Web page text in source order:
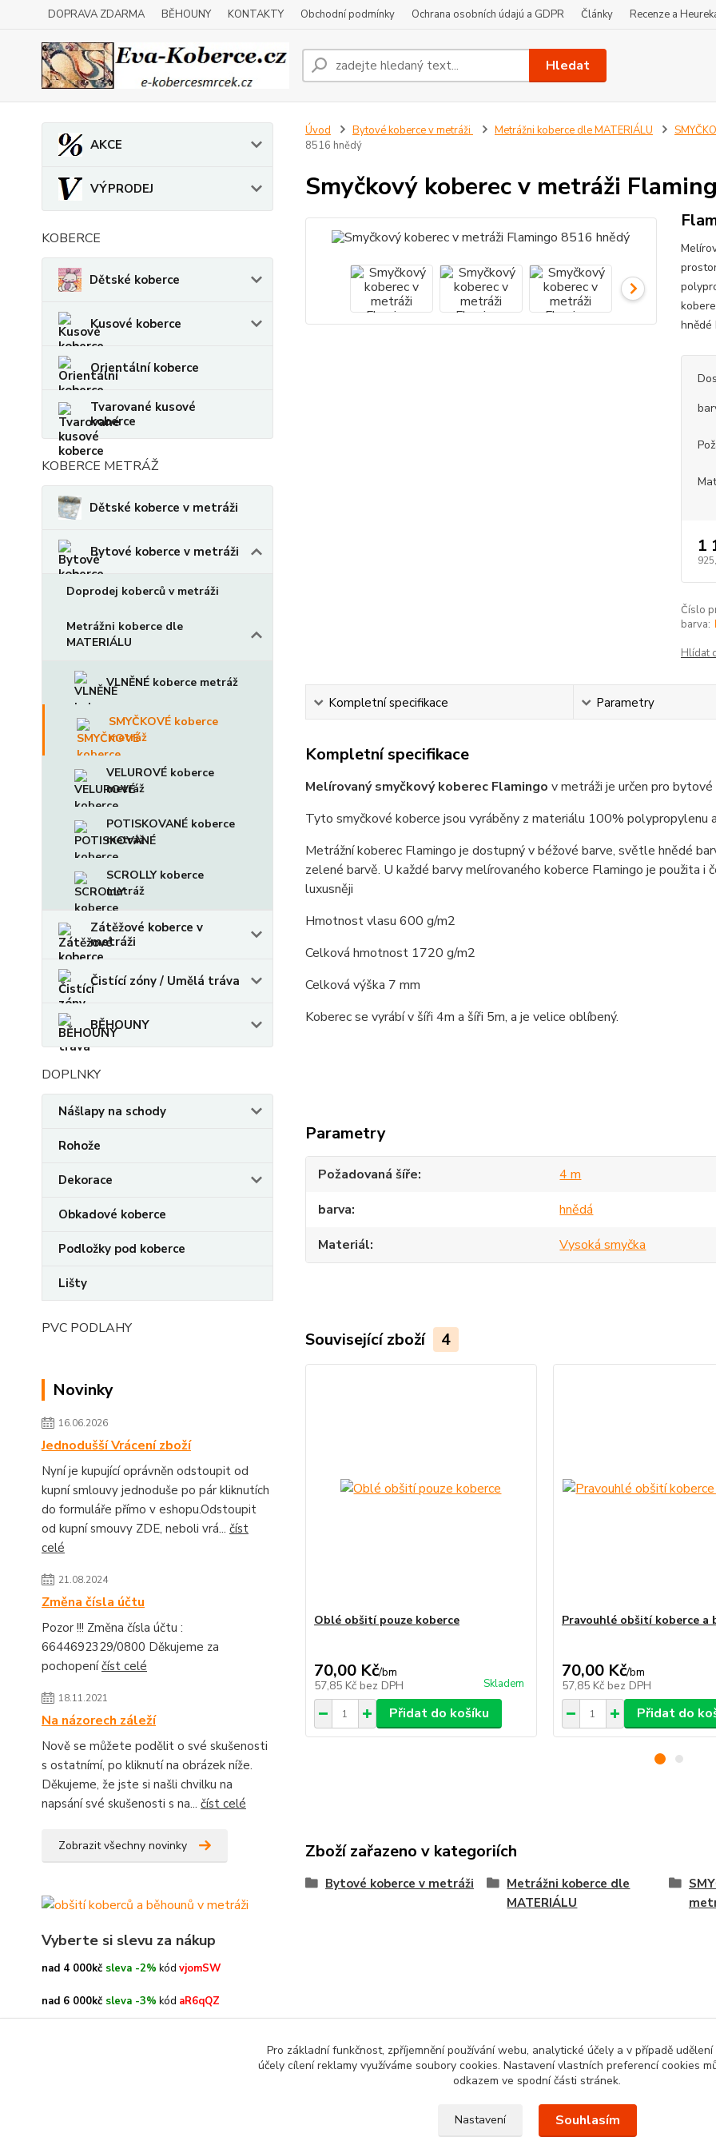
DOPRAVA ZDARMA BĚHOUNY KONTAKTY Obchodní podmínky Ochrana osobních údajú a GDPR Články Recenze a
Hledat
AKCE
VÝPRODEJ
KOBERCE
Dětské koberce
Kusové koberce
Orientální koberce
Tvarované kusové
koberce
KOBERCE METRÁŽ
Dětské koberce v metráži
Bytové koberce v metráži
Doprodej koberců v metráži
Metrážni koberce dle
MATERIÁLU
VLNĚNÉ koberce metráž
SMYČKOVÉ koberce
metráž
VELUROVÉ koberce
metráž
POTISKOVANÉ koberce
metráž
SCROLLY koberce
metráž
Zátěžové koberce v
metráži
Čistící zóny / Umělá tráva
BĚHOUNY
DOPLNKY
Nášlapy na schody
Rohože
Dekorace
Obkadové koberce
Podložky pod koberce
Lišty
PVC PODLAHY
Novinky
16.06.2026
Jednodušší Vrácení zboží
Nyní je kupující oprávněn odstoupit od
kupní smlouvy jednoduše po pár kliknutích
do formuláře přímo v eshopu.Odstoupit
od kupní smouvy ZDE, neboli vrá... číst
celé
21.08.2024
Změna čísla účtu
Pozor !!! Změna čísla účtu :
6644692329/0800 Děkujeme za
pochopeníčíst celé
18.11.2021
Na názorech záleží
Nově se můžete podělit o své skušenosti
s ostatnímí, po kliknutí na obrázek níže.
Děkujeme, že jste si našli chvilku na
napsání své skušenosti s na... číst celé
Zobrazit všechny novinky
Vyberte si slevu za nákup
nad 4 000kč sleva -2% kód vjomSW
nad 6 000kč sleva -3% kód aR6qQZ
Úvod Bytové koberce v metráži Metrážni koberce dle MATERIÁLU
8516 hnědý
Smyčkový koberec v metráži
hnědé
1
Číslo
barva:
Hlídat
Kompletní specifikace Parametry
Kompletní specifikace
Melírovaný smyčkový koberec Flamingo v metráži je určen pro
Tyto smyčkové koberce jsou vyráběny z materiálu 100% polypropylenu
Metrážní koberec Flamingo je dostupný v béžové barve, světle hnědé
zelené barvě. U každé barvy melírovaného koberce Flamingo je použita
luxusněji
Hmotnost vlasu 600 g/m2
Celková hmotnost 1720 g/m2
Celková výška 7 mm
Koberec se vyrábí v šíři 4m a šíři 5m, a je velice oblíbený.
Parametry
Požadovaná šíře
4 m
barva
hnědá
Materiál
Vysoká smyčka
Související zboží 4
Oblé obšití pouze koberce
70,00 Kč/bm
57,85 Kč bez DPH Skladem
Přidat do košíku
Pravouhlé obšití koberce a
70,00 Kč/bm
57,85 Kč bez DPH
Přidat do
Zboží zařazeno v kategoriích
Bytové koberce v metráži
Metrážni koberce dle
MATERIÁLU
Pro základní funkčnost, zpříjemnění používání webu, analytické účely a v případě
účely cílení reklamy využíváme soubory cookies. Nastavení vlastních preferencí cookies
odkazem ve spodní části stránek.
Nastavení Souhlasím